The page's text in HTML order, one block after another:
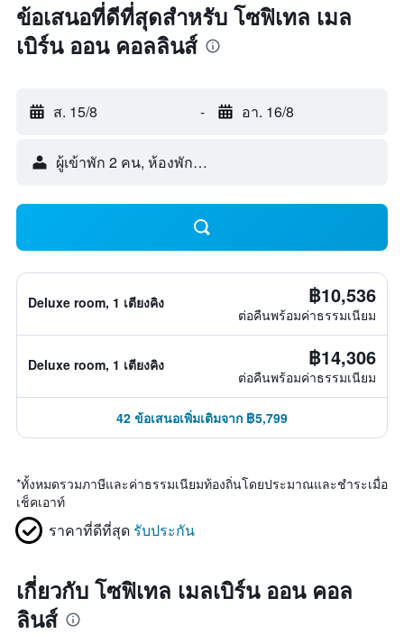
ข้อเสนอที่ดีที่สุดสำหรับ โซฟิเทล เมล
เบิร์น ออน คอลลินส์
ส. 15/8 - อา. 16/8
ผู้เข้าพัก 2 คน, ห้องพัก 1 ห้อง
Deluxe room, 1 เตียงคิง ฿10,536
ต่อคืนพร้อมค่าธรรมเนียม
Deluxe room, 1 เตียงคิง ฿14,306
ต่อคืนพร้อมค่าธรรมเนียม
42 ข้อเสนอเพิ่มเติมจาก ฿5,799
*ทั้งหมดรวมภาษีและค่าธรรมเนียมท้องถิ่นโดยประมาณและชำระเมื่อ
เช็คเอาท์
ราคาที่ดีที่สุด รับประกัน
เกี่ยวกับ โซฟิเทล เมลเบิร์น ออน คอล
ลินส์